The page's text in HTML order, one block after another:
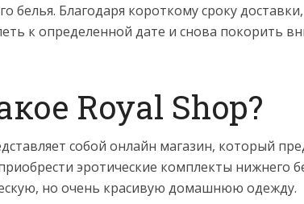
белья. Благодаря короткому сроку
к определенной дате и снова покорить
Royal Shop?
собой онлайн магазин, который
эротические комплекты нижнего
но очень красивую домашнюю одежду.